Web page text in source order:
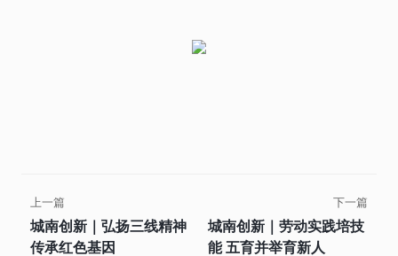
上一篇
城南创新｜弘扬三线精神
传承红色基因
下一篇
城南创新｜劳动实践培技
能 五育并举育新人